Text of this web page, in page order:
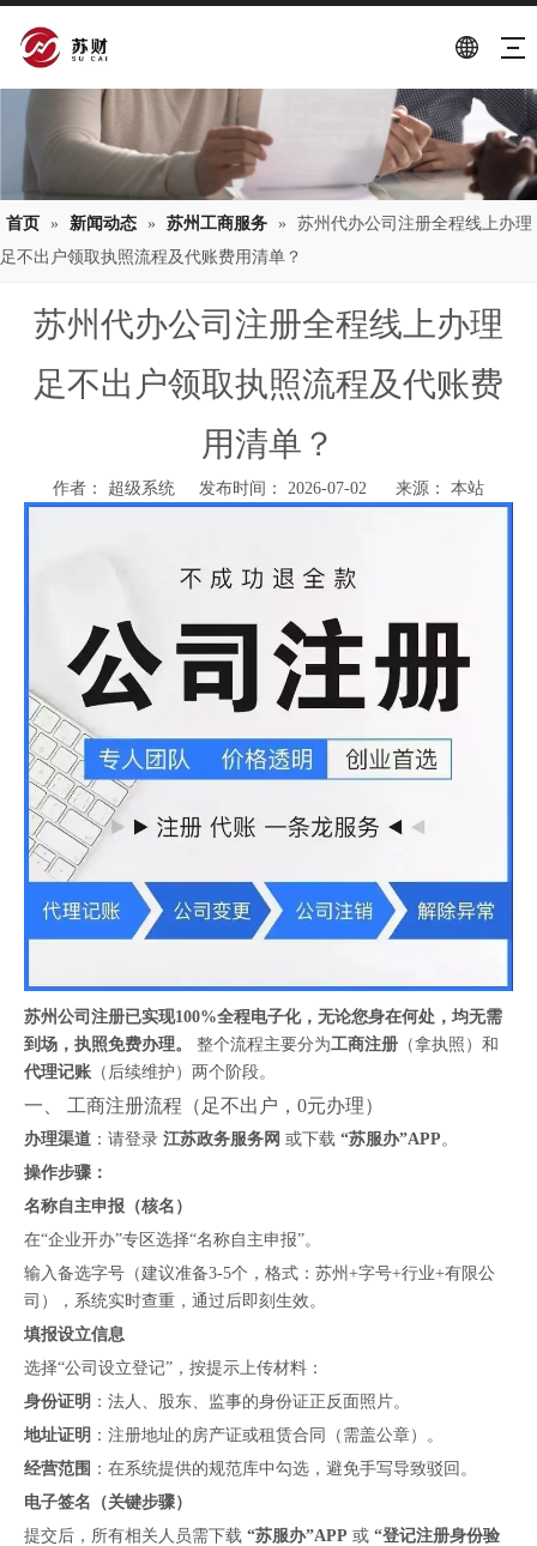
首页 » 新闻动态 » 苏州工商服务 »
苏州代办公司注册全程线上办理
足不出户领取执照流程及代账费用清单？
苏州代办公司注册全程线上办理
足不出户领取执照流程及代账费
用清单？
作者： 超级系统 发布时间： 2026-07-02 来源： 本站
苏州公司注册已实现100%全程电子化，无论您身在何处，均无需
到场，执照免费办理。
整个流程主要分为工商注册 （拿执照）和
代理记账 （后续维护）两个阶段。
一、 工商注册流程（足不出户，0元办理）
办理渠道 ：请登录 江苏政务服务网 或下载 “苏服办”APP 。
操作步骤：
名称自主申报（核名）
在“企业开办”专区选择“名称自主申报”。
输入备选字号（建议准备3-5个，格式：苏州+字号+行业+有限公
司），系统实时查重，通过后即刻生效。
填报设立信息
选择“公司设立登记”，按提示上传材料：
身份证明 ：法人、股东、监事的身份证正反面照片。
地址证明 ：注册地址的房产证或租赁合同（需盖公章）。
经营范围 ：在系统提供的规范库中勾选，避免手写导致驳回。
电子签名（关键步骤）
提交后，所有相关人员需下载 “苏服办”APP 或 “登记注册身份验